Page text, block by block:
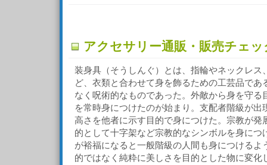
アクセサリー通販・販売チェ
装身具（そうしんぐ）とは、指輪やネックレス
ど、衣類と合わせて身を飾るための工芸品であ
なく呪術的なものであった。外敵から身を守る
を常時身につけたのが始まり。支配者階級が出
高さを他者に示す目的で身につけた。宗教が発
的として十字架など宗教的なシンボルを身につ
が裕福になると一般階級の人間も身につけるよ
的ではなく純粋に美しさを目的とした物に変化